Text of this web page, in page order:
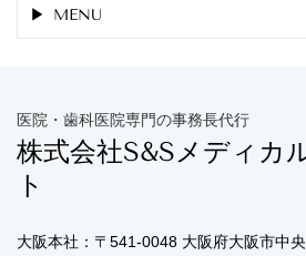
MENU
医院・歯科医院専門の事務長代行
株式会社S&Sメディカ
ト
大阪本社：〒541-0048 大阪府大阪市中